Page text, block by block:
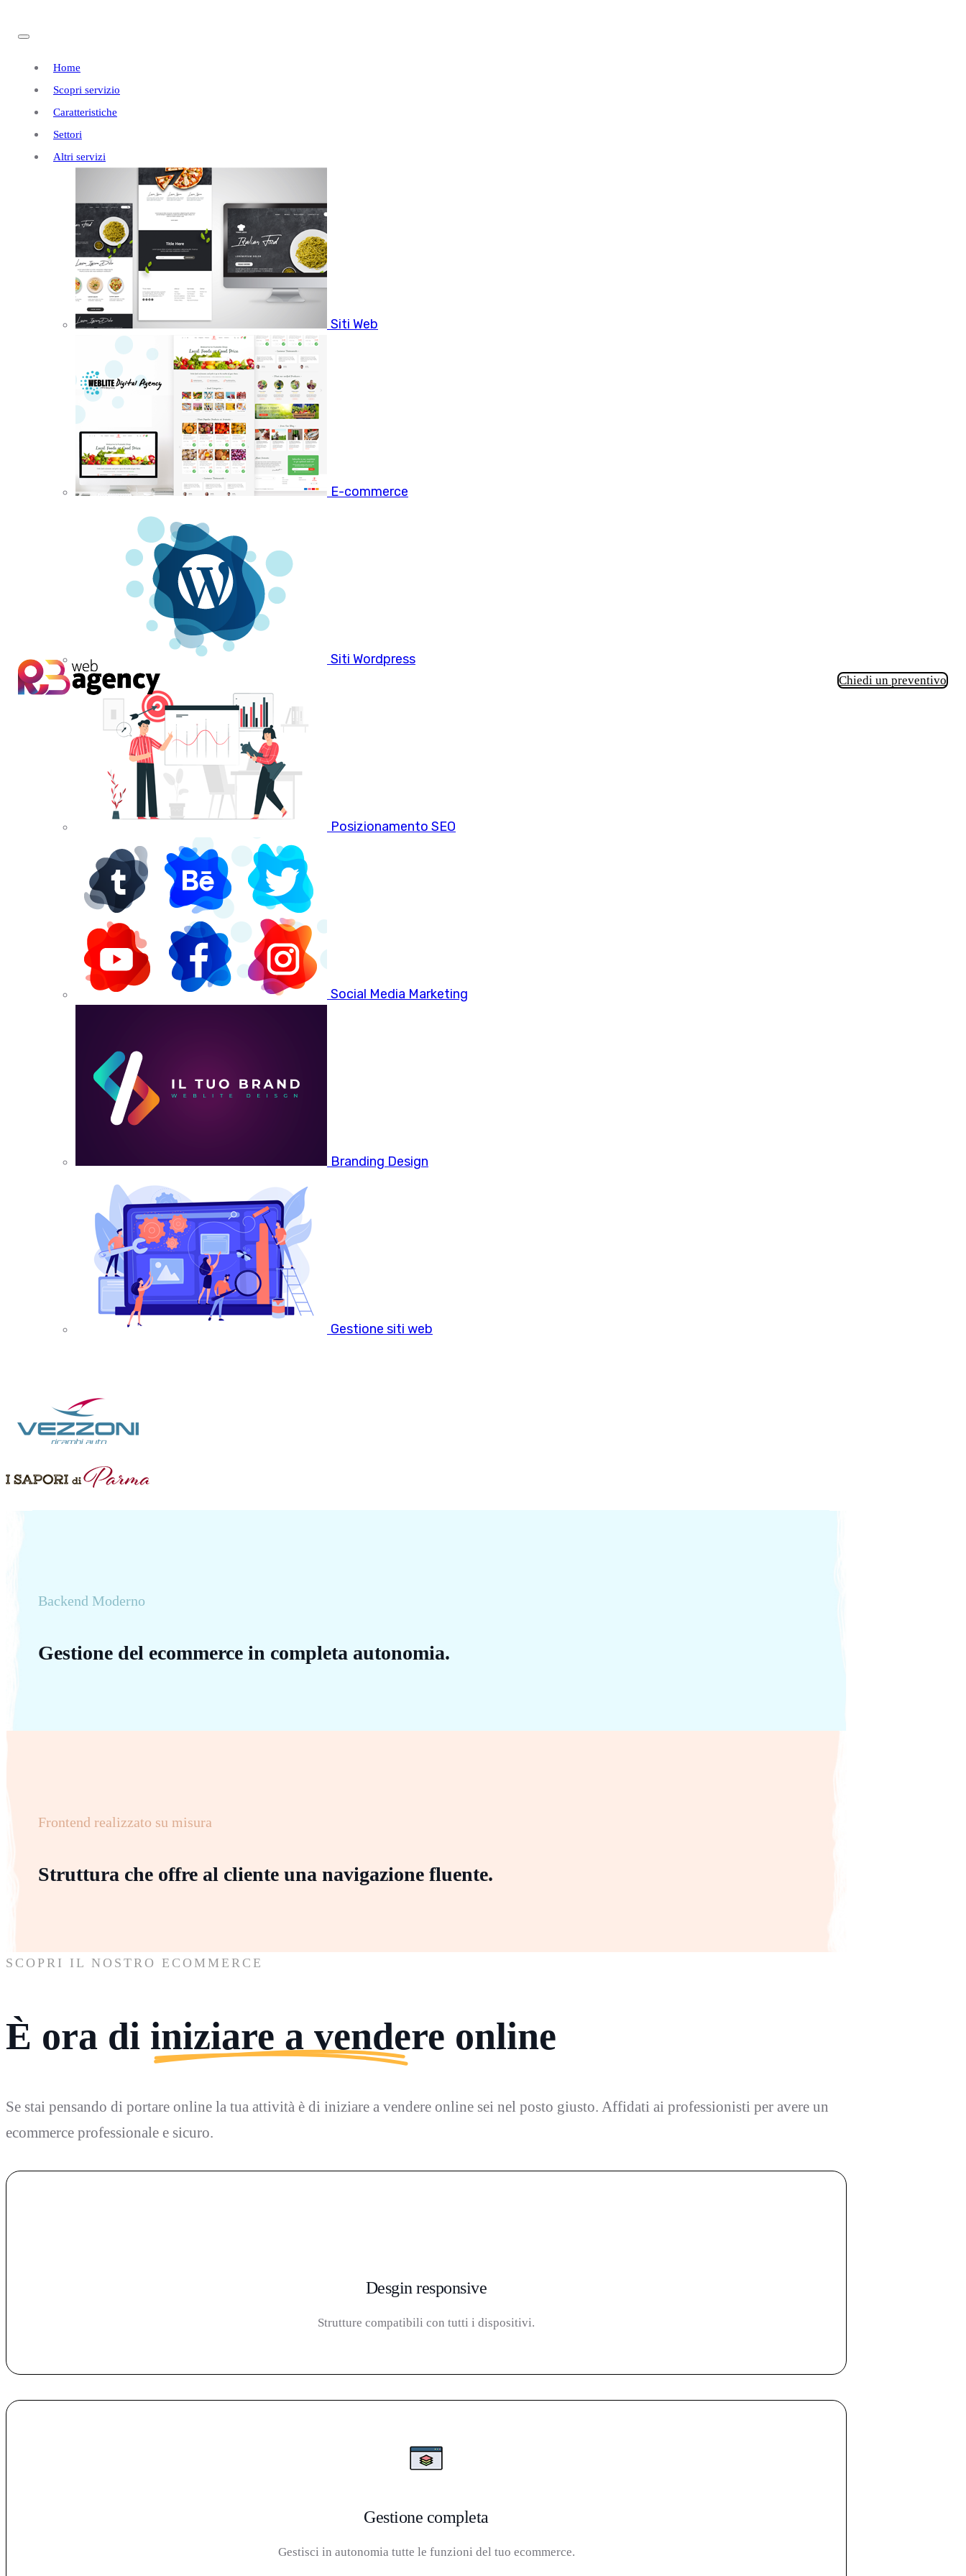
Home
Scopri servizio
Caratteristiche
Settori
Altri servizi
Siti Web
E-commerce
Siti Wordpress
Posizionamento SEO
Social Media Marketing
Branding Design
Gestione siti web
Chiedi un preventivo
RealizzazioneSitiEccomerce
a Buttigliera Alta
Creaiamo il tuo negozio online professionale, rispettando le linee guida Euorpee e AGID.
0521 7856 271
clienti hanno già scelto il nostro ecommerce PRO.
Backend Moderno
Gestione del ecommerce in completa autonomia.
Frontend realizzato su misura
Struttura che offre al cliente una navigazione fluente.
SCOPRI IL NOSTRO ECOMMERCE
È ora di iniziare a vendere online
Se stai pensando di portare online la tua attività è di iniziare a vendere online sei nel posto giusto. Affidati ai professionisti per avere un
ecommerce professionale e sicuro.
Desgin responsive
Strutture compatibili con tutti i dispositivi.
Gestione completa
Gestisci in autonomia tutte le funzioni del tuo ecommerce.